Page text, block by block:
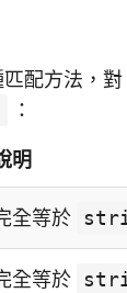
配方法，
：
明
全等於
全等於